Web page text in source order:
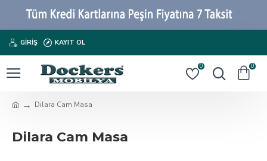
GIRIŞ KAYIT OL
0 0
Dilara Cam Masa
Dilara Cam Masa